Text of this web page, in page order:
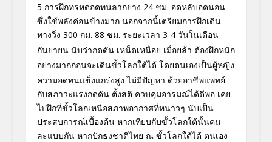
5 การฝึกทรหดอดทนลากยาง 24 ชม. อดหลับอดนอน
ซึ่งใช้พลังค่อนข้างมาก นอกจากนี้เตรียมการฝึกเดิน
ทางวิ่ง 300 กม. 88 ชม. ระยะเวลา 3-4 วันในเดือน
กันยายน นับว่ากดดัน เหน็ดเหนื่อย เมื่อยล้า ต้องฝึกหนัก
อย่างมากก่อนจะเดินขั้วโลกใต้ได้ โดยตนเองเป็นผู้หญิง
ความอดทนแข็งแกร่งสูง ไม่มีปัญหา ด้วยอาชีพแพทย์
กับสภาวะแรงกดดัน ตั้งสติ ควบคุมอารมณ์ได้ดีพอ เคย
ไปฝึกที่ขั้วโลกเหนือสภาพอากาศที่หนาวๆ นับเป็น
ประสบการณ์เบื้องต้น หากเทียบกับขั้วโลกใต้นั้นคน
ละแบบกัน หากปักธงชาติไทย ณ ขั้วโลกใต้ได้ ตนเอง